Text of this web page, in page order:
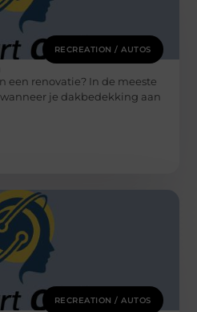
RECREATION / AUTOS
een renovatie? In de meeste
je dakbedekking aan
RECREATION / AUTOS